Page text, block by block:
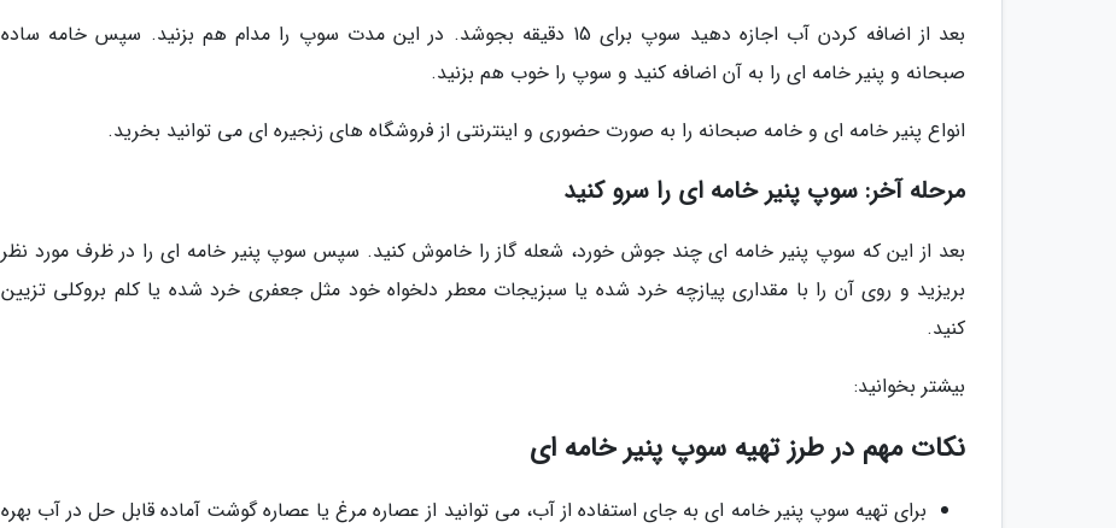
بعد از اضافه کردن آب اجازه دهید سوپ برای 15 دقیقه بجوشد. در این مدت سوپ را مدام هم بزنید. سپس خامه ساده
صبحانه و پنیر خامه ای را به آن اضافه کنید و سوپ را خوب هم بزنید.
انواع پنیر خامه ای و خامه صبحانه را به صورت حضوری و اینترنتی از فروشگاه های زنجیره ای می توانید بخرید.
مرحله آخر: سوپ پنیر خامه ای را سرو کنید
بعد از این که سوپ پنیر خامه ای چند جوش خورد، شعله گاز را خاموش کنید. سپس سوپ پنیر خامه ای را در ظرف مورد نظر
بریزید و روی آن را با مقداری پیازچه خرد شده یا سبزیجات معطر دلخواه خود مثل جعفری خرد شده یا کلم بروکلی تزیین
کنید.
بیشتر بخوانید:
نکات مهم در طرز تهیه سوپ پنیر خامه ای
برای تهیه سوپ پنیر خامه ای به جای استفاده از آب، می توانید از عصاره مرغ یا عصاره گوشت آماده قابل حل در آب بهره